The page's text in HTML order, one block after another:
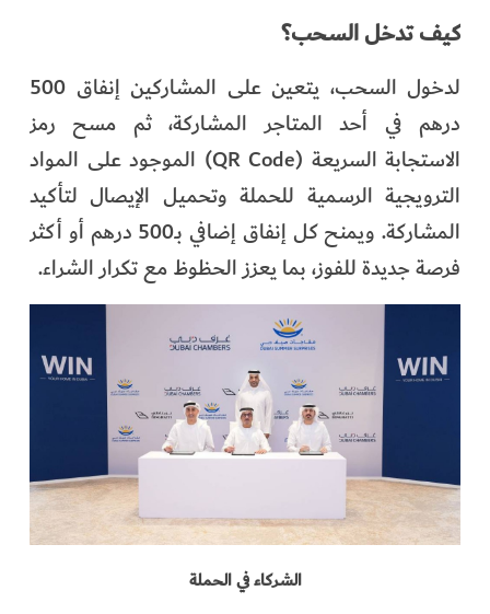
كيف تدخل السحب؟
لدخول السحب، يتعين على المشاركين إنفاق 500
درهم في أحد المتاجر المشاركة، ثم مسح رمز
الاستجابة السريعة (QR Code) الموجود على المواد
الترويجية الرسمية للحملة وتحميل الإيصال لتأكيد
المشاركة. ويمنح كل إنفاق إضافي بـ500 درهم أو أكثر
فرصة جديدة للفوز، بما يعزز الحظوظ مع تكرار الشراء.
الشركاء في الحملة